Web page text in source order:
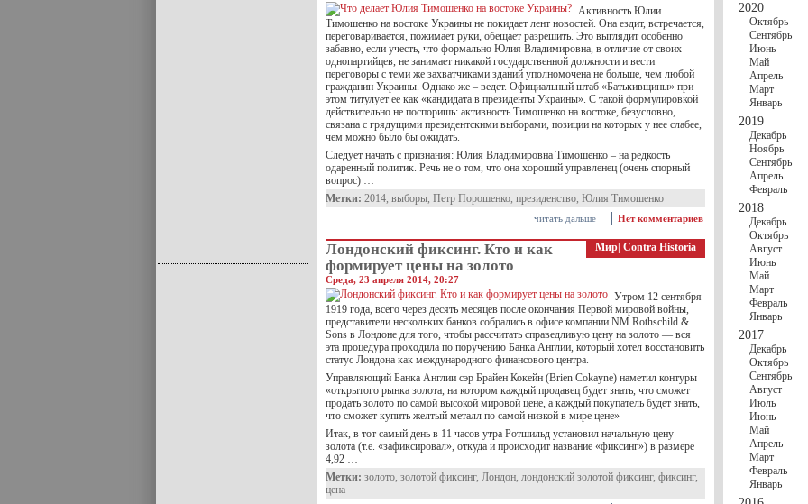
Активность Юлии
Тимошенко на востоке Украины не покидает лент новостей. Она ездит, встречается,
переговаривается, пожимает руки, обещает разрешить. Это выглядит особенно
забавно, если учесть, что формально Юлия Владимировна, в отличие от своих
однопартийцев, не занимает никакой государственной должности и вести
переговоры с теми же захватчиками зданий уполномочена не больше, чем любой
гражданин Украины. Однако же – ведет. Официальный штаб «Батькивщины» при
этом титулует ее как «кандидата в президенты Украины». С такой формулировкой
действительно не поспоришь: активность Тимошенко на востоке, безусловно,
связана с грядущими президентскими выборами, позиции на которых у нее слабее,
чем можно было бы ожидать.
Следует начать с признания: Юлия Владимировна Тимошенко – на редкость
одаренный политик. Речь не о том, что она хороший управленец (очень спорный
вопрос) …
Метки: 2014, выборы, Петр Порошенко, президенство, Юлия Тимошенко
Нет комментариев
читать дальше
Мир Contra Historia
Лондонский фиксинг. Кто и как
формирует цены на золото
Среда, 23 апреля 2014, 20:27
Утром 12 сентября
1919 года, всего через десять месяцев после окончания Первой мировой войны,
представители нескольких банков собрались в офисе компании NM Rothschild &
Sons в Лондоне для того, чтобы рассчитать справедливую цену на золото — вся
эта процедура проходила по поручению Банка Англии, который хотел восстановить
статус Лондона как международного финансового центра.
Управляющий Банка Англии сэр Брайен Кокейн (Brien Cokayne) наметил контуры
«открытого рынка золота, на котором каждый продавец будет знать, что сможет
продать золото по самой высокой мировой цене, а каждый покупатель будет знать,
что сможет купить желтый металл по самой низкой в мире цене»
Итак, в тот самый день в 11 часов утра Ротшильд установил начальную цену
золота (т.е. «зафиксировал», откуда и происходит название «фиксинг») в размере
4,92 …
Метки: золото, золотой фиксинг, Лондон, лондонский золотой фиксинг, фиксинг,
цена
2020
Октябрь
Сентябрь
Июнь
Май
Апрель
Март
Январь
2019
Декабрь
Ноябрь
Сентябрь
Апрель
Февраль
2018
Декабрь
Октябрь
Август
Июнь
Май
Март
Февраль
Январь
2017
Декабрь
Октябрь
Сентябрь
Август
Июль
Июнь
Май
Апрель
Март
Февраль
Январь